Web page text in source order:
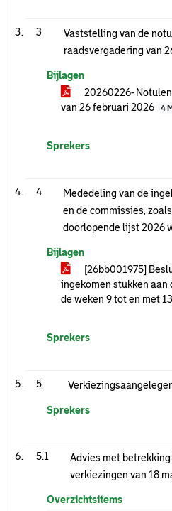
3
Vaststelling van de
raadsvergadering van
Bijlagen
20260226-
van 26 februari 2026
4
Sprekers
4
Mededeling van de
en de commissies,
doorlopende lijst 2026
Bijlagen
[26bb001975]
ingekomen stukken aan
de weken 9 tot en met
Sprekers
5
Sprekers
5.1
Advies met
verkiezingen van 18
Overzichtsitems